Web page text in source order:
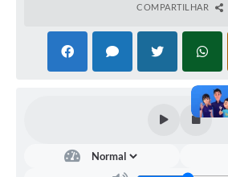
COMPARTILHAR